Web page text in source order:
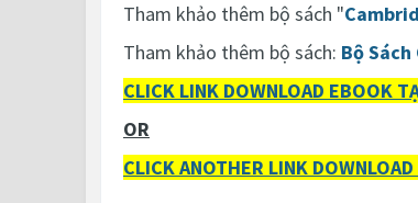
Tham khảo thêm bộ sách "
Tham khảo thêm bộ sách: Bộ
CLICK LINK DOWNLOAD EBOOK
OR
CLICK ANOTHER LINK